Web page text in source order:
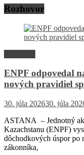
Rozhovor
ENPF odpovedal
nových pravidiel
30. júla 202630. júla
ASTANA – Jednotný
Kazachstanu (ENPF)
dôchodkových úspor po
zákonníka,